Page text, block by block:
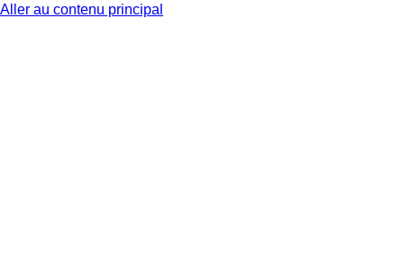
Aller au contenu principal